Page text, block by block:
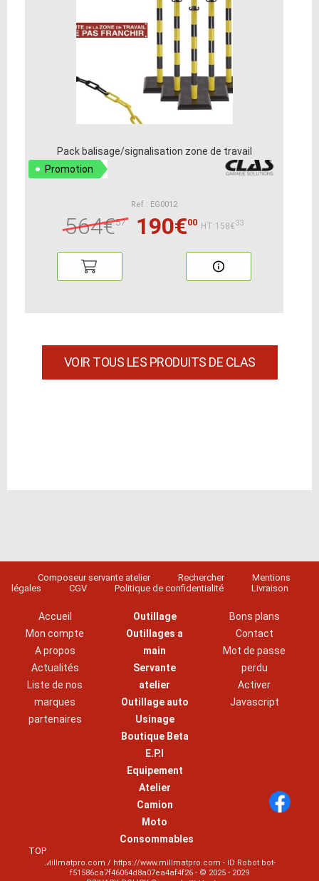
Pack balisage/signalisation zone de travail
Promotion
Ref : EG0012
564€57 190€00 HT:158€33
VOIR TOUS LES PRODUITS DE CLAS
Composeur servante atelier Rechercher
Mentions
légales
CGV Politique de confidentialité Livraison
Accueil
Mon compte
A propos
Actualités
Liste de nos
marques
partenaires
Outillage
Outillages a
main
Servante
atelier
Outillage auto
Usinage
Boutique Beta
E.P.I
Equipement
Atelier
Camion
Moto
Consommables
Bons plans
Contact
Mot de passe
perdu
Activer
Javascript
Millmatpro.com / https://www.millmatpro.com - ID Robot bot-
f51586ca7f46064d8a07ea4af4f26 - © 2025 - 2029
TOP